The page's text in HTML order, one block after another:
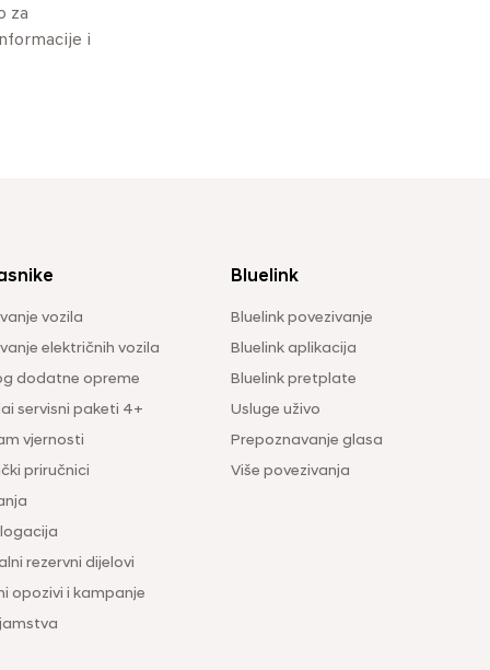
za
i
vozila
električnih vozila
dodatne opreme
servisni paketi 4+
vjernosti
priručnici
rezervni dijelovi
opozivi i kampanje
Bluelink
Bluelink povezivanje
Bluelink aplikacija
Bluelink pretplate
Usluge uživo
Prepoznavanje glasa
Više povezivanja